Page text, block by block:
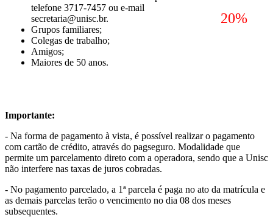
telefone 3717-7457 ou e-mail
secretaria@unisc.br.
Grupos familiares;
Colegas de trabalho;
Amigos;
Maiores de 50 anos.
20%
Importante:
- Na forma de pagamento à vista, é possível realizar o pagamento
com cartão de crédito, através do pagseguro. Modalidade que
permite um parcelamento direto com a operadora, sendo que a Unisc
não interfere nas taxas de juros cobradas.
- No pagamento parcelado, a 1ª parcela é paga no ato da matrícula e
as demais parcelas terão o vencimento no dia 08 dos meses
subsequentes.